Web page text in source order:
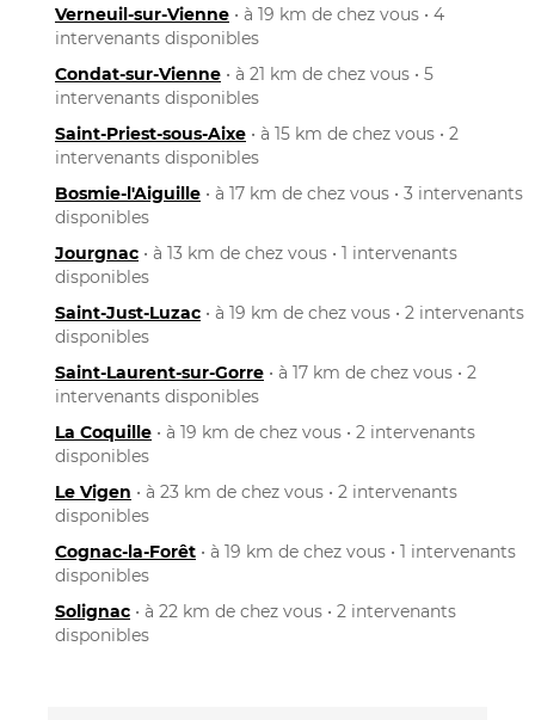
Verneuil-sur-Vienne • à 19 km de chez vous • 4
intervenants disponibles
Condat-sur-Vienne • à 21 km de chez vous • 5
intervenants disponibles
Saint-Priest-sous-Aixe • à 15 km de chez vous • 2
intervenants disponibles
Bosmie-l'Aiguille • à 17 km de chez vous • 3 intervenants
disponibles
Jourgnac • à 13 km de chez vous • 1 intervenants
disponibles
Saint-Just-Luzac • à 19 km de chez vous • 2 intervenants
disponibles
Saint-Laurent-sur-Gorre • à 17 km de chez vous • 2
intervenants disponibles
La Coquille • à 19 km de chez vous • 2 intervenants
disponibles
Le Vigen • à 23 km de chez vous • 2 intervenants
disponibles
Cognac-la-Forêt • à 19 km de chez vous • 1 intervenants
disponibles
Solignac • à 22 km de chez vous • 2 intervenants
disponibles